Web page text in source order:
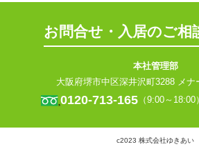
お問合せ・入居のご相
本社管理部
大阪府堺市中区深井沢町3288 メナ
0120-713-165 （9:00～18:00）
c2023 株式会社ゆきあい